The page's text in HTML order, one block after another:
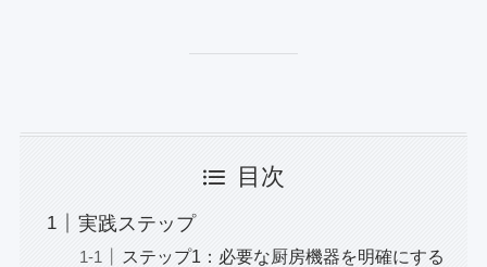
目次
実践ステップ
ステップ1：必要な厨房機器を明確にする